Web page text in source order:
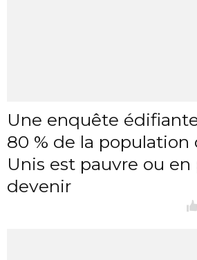
Une enquête
80 % de la population
Unis est pauvre ou en
devenir